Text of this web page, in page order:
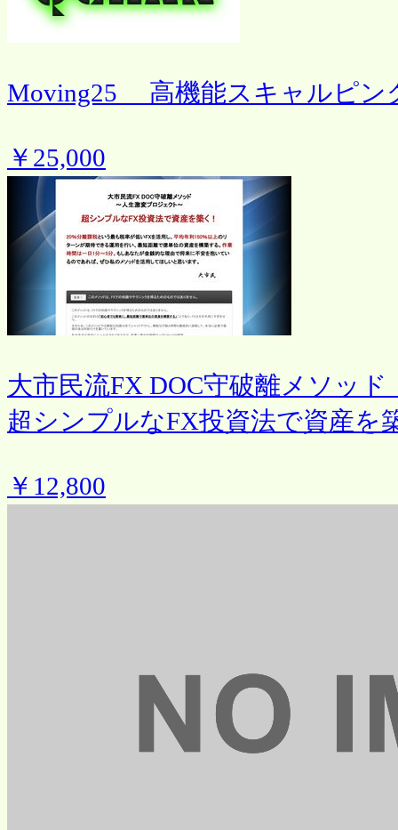
Moving25 高機能スキャルピン
￥25,000
大市民流FX DOC守破離メソッ
超シンプルなFX投資法で資産を
￥12,800